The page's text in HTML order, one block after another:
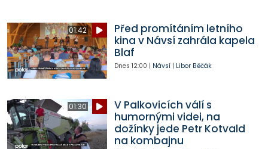
01:42
Před promítáním letního
kina v Návsí zahrála kapela
Blaf
Dnes 12:00 | Návsí| Libor Běčák
01:30
V Palkovicích válí s
humornými videi, na
dožínky jede Petr Kotvald
na kombajnu